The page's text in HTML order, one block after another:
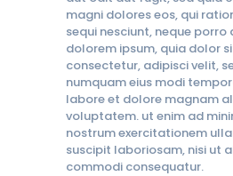
magni dolores eos, qui
sequi nesciunt, neque porro
dolorem ipsum, quia dolor
consectetur, adipisci velit,
numquam eius modi
labore et dolore magnam
voluptatem. ut enim ad
nostrum exercitationem
suscipit laboriosam, nisi ut
commodi consequatur.